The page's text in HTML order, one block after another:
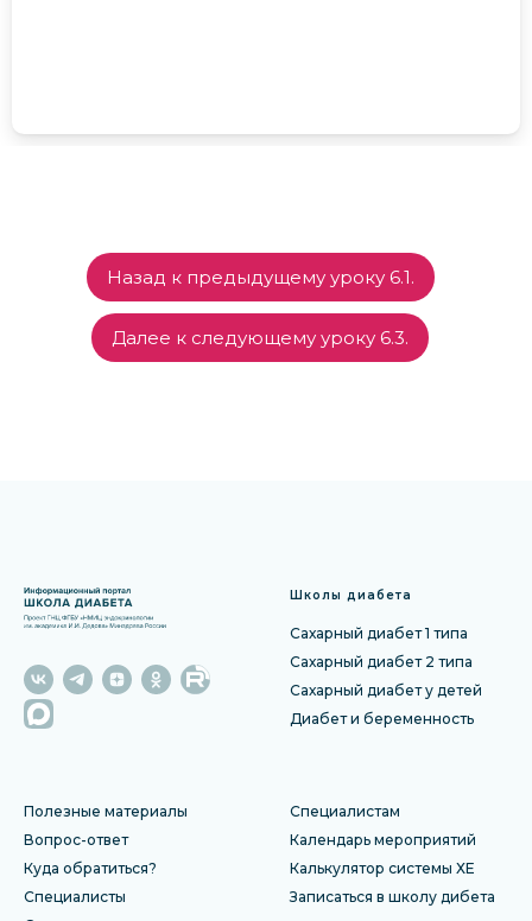
Назад к предыдущему уроку 6.1.
Далее к следующему уроку 6.3.
Школы диабета
Сахарный диабет 1 типа
Сахарный диабет 2 типа
Сахарный диабет у детей
Диабет и беременность
Полезные материалы
Вопрос-ответ
Куда обратиться?
Специалисты
Специалистам
Календарь мероприятий
Калькулятор системы ХЕ
Записаться в школу дибета